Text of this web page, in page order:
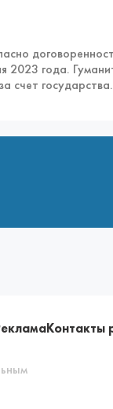
2023 года.
счет государства.
Контакты